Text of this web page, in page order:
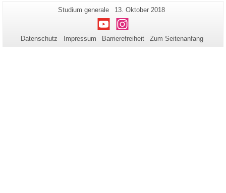
Zusätzliche
Informationen
zu
dieser
Seiten-
Studium generale
Letzte
Aktualisierung:
13. Oktober 2018
YoutubeInstagram
Datenschutz Impressum Barrierefreiheit Zum Seitenanfang